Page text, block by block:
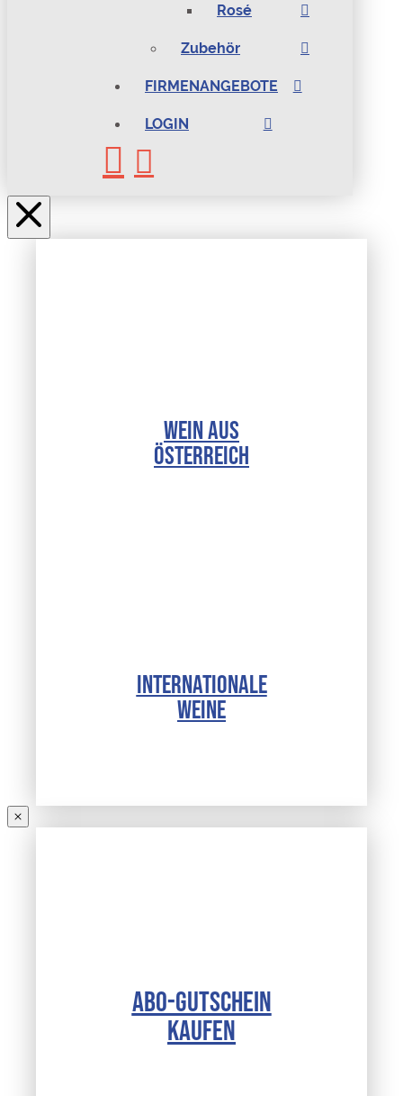
Rosé
Zubehör
FIRMENANGEBOTE
LOGIN
WEIN AUS
ÖSTERREICH
INTERNATIONALE
WEINE
ABO-GUTSCHEIN
KAUFEN